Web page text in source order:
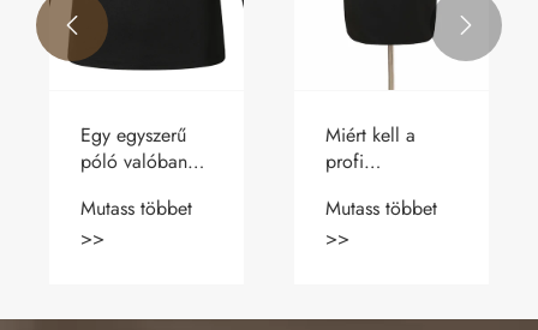
Mi a különbség
a brewneck és a
Mutass többet
>>
Hogyan kell
vasalni egy
mellényt?
Mutass többet
>>
 